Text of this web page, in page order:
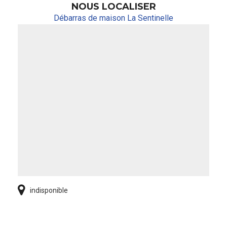
NOUS LOCALISER
Débarras de maison La Sentinelle
indisponible